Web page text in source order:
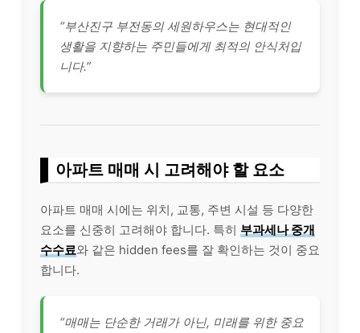
“부산진구 부전동의 세원하우스는 현대적인
생활을 지향하는 주민들에게 최적의 안식처입
니다.”
아파트 매매 시 고려해야 할 요소
아파트 매매 시에는 위치, 교통, 주변 시설 등 다양한
요소를 신중히 고려해야 합니다. 특히 부과세나 중개
수수료와 같은 hidden fees를 잘 확인하는 것이 중요
합니다.
“매매는 단순한 거래가 아닌, 미래를 위한 중요